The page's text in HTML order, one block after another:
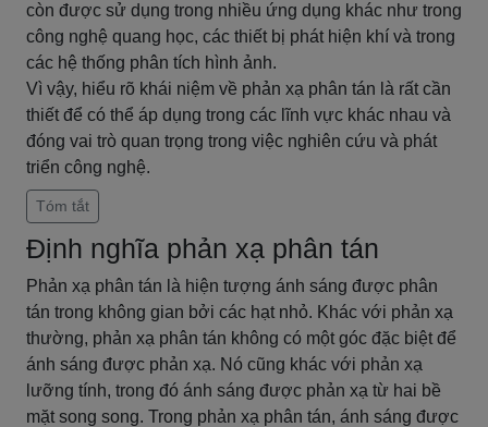
còn được sử dụng trong nhiều ứng dụng khác như trong
công nghệ quang học, các thiết bị phát hiện khí và trong
các hệ thống phân tích hình ảnh.
Vì vậy, hiểu rõ khái niệm về phản xạ phân tán là rất cần
thiết để có thể áp dụng trong các lĩnh vực khác nhau và
đóng vai trò quan trọng trong việc nghiên cứu và phát
triển công nghệ.
Tóm tắt
Định nghĩa phản xạ phân tán
Phản xạ phân tán là hiện tượng ánh sáng được phân
tán trong không gian bởi các hạt nhỏ. Khác với phản xạ
thường, phản xạ phân tán không có một góc đặc biệt để
ánh sáng được phản xạ. Nó cũng khác với phản xạ
lưỡng tính, trong đó ánh sáng được phản xạ từ hai bề
mặt song song. Trong phản xạ phân tán, ánh sáng được